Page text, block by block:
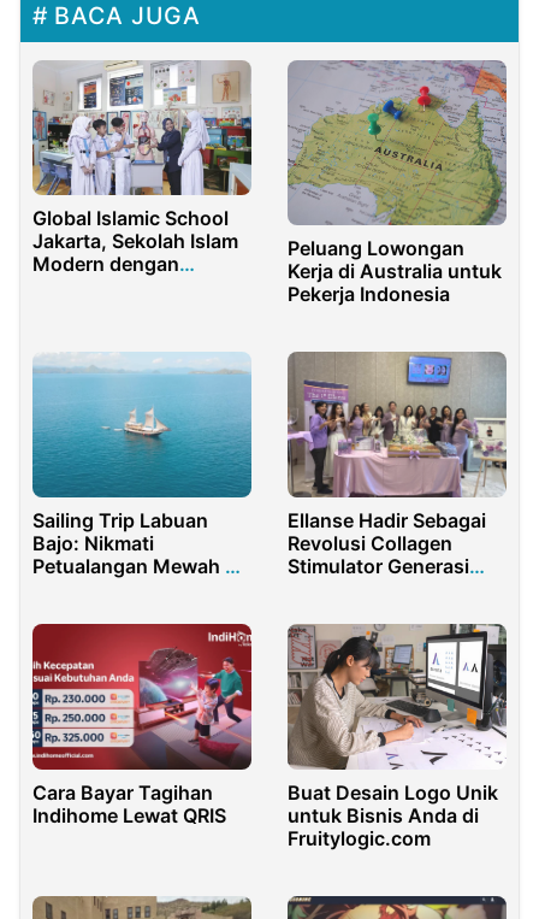
BACA JUGA
Global Islamic School
Jakarta, Sekolah Islam
Modern dengan
Peluang Lowongan
Kerja di Australia untuk
Pekerja Indonesia
Sailing Trip Labuan
Bajo: Nikmati
Petualangan Mewah di
Ellanse Hadir Sebagai
Revolusi Collagen
Stimulator Generasi
Cara Bayar Tagihan
Indihome Lewat QRIS
Buat Desain Logo Unik
untuk Bisnis Anda di
Fruitylogic.com